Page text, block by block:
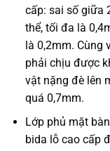
cấp: sai số giữa
thể, tối đa là
là 0,2mm. Cùng
phải chịu được
vật nặng đè lên
quá 0,7mm.
Lớp phủ mặt
bida lỗ cao cấp